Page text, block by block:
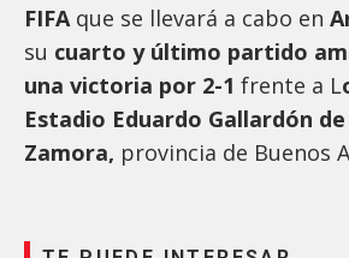
FIFAque se llevará a cabo en
su cuarto y último partido
una victoria por 2-1 frente a L
Estadio Eduardo Gallardón
Zamora, provincia de Buenos